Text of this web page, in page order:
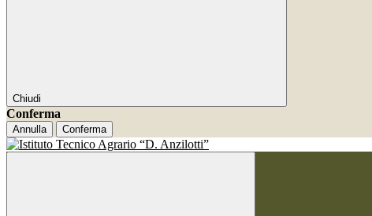
Chiudi
Conferma
Annulla Conferma